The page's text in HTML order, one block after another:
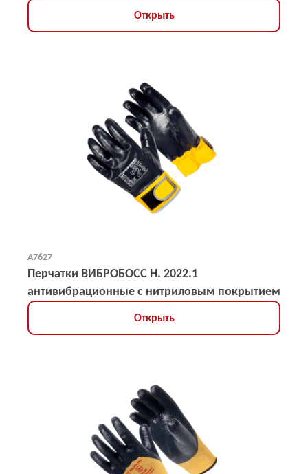
Открыть
А7627
Перчатки ВИБРОБОСС Н. 2022.1
антивибрационные с нитриловым покрытием
Открыть